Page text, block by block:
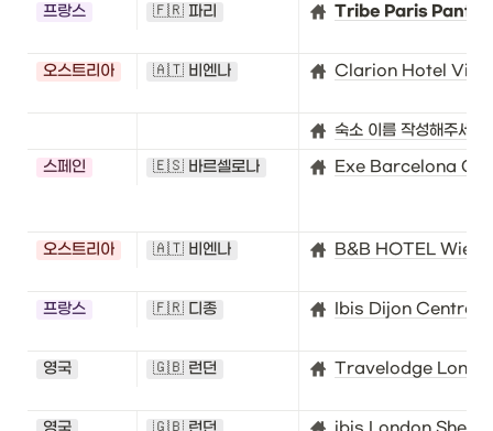
프랑스 🇫🇷 파리 Tribe Paris Pantin
오스트리아 🇦🇹 비엔나 Clarion Hotel
숙소 이름 작성해주세요
스페인
🇪🇸 바르셀로나 Exe Barcelona
오스트리아 🇦🇹 비엔나 B&B HOTEL
프랑스 🇫🇷 디종 Ibis Dijon Centre
영국 🇬🇧 런던 Travelodge